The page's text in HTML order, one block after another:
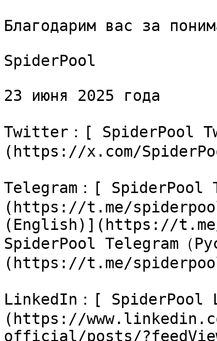
Благодарим вас за
SpiderPool
23 июня 2025 года
Twitter：[ SpiderPool
(https://x.com/
Telegram：[ SpiderPool
(https://t.me/
(English)](https://
SpiderPool Telegram（
(https://t.me/
LinkedIn：[ SpiderPool
(https://
official/posts/